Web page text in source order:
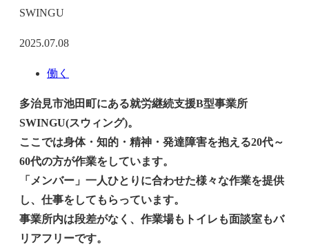
SWINGU
2025.07.08
働く
多治見市池田町にある就労継続支援B型事業所
SWINGU(スウィング)。
ここでは身体・知的・精神・発達障害を抱える20代～
60代の方が作業をしています。
「メンバー」一人ひとりに合わせた様々な作業を提供
し、仕事をしてもらっています。
事業所内は段差がなく、作業場もトイレも面談室もバ
リアフリーです。